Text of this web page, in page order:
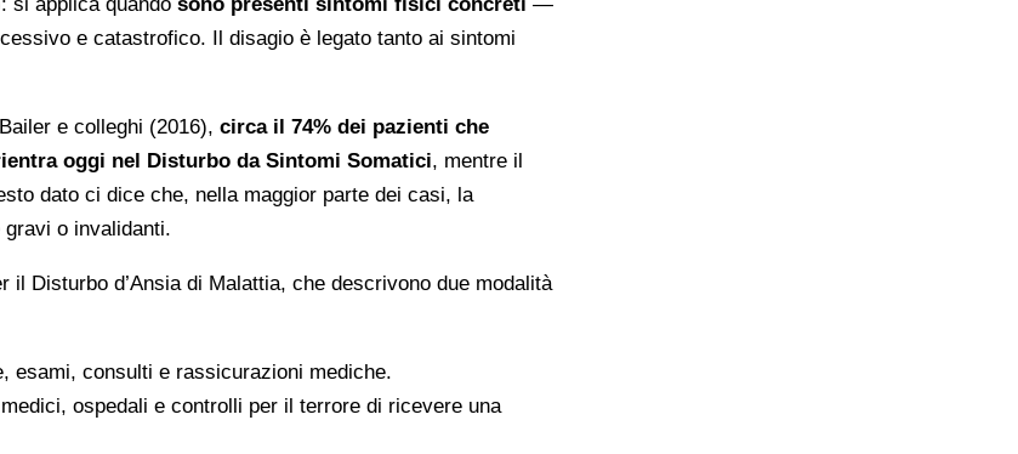
e catastrofico. Il disagio è legato tanto ai sintomi
e colleghi (2016), circa il 74% dei pazienti che
oggi nel Disturbo da Sintomi Somatici, mentre il
dato ci dice che, nella maggior parte dei casi, la
o invalidanti.
il Disturbo d’Ansia di Malattia, che descrivono due modalità
esami, consulti e rassicurazioni mediche.
ospedali e controlli per il terrore di ricevere una